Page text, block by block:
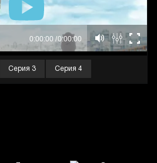
Серия 3 Серия 4